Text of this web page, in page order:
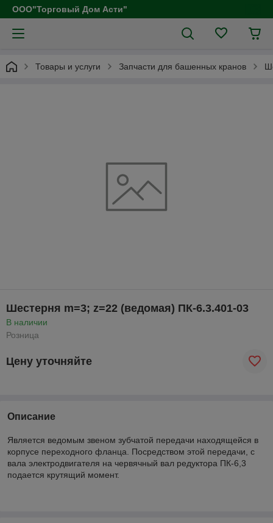
ООО"Торговый Дом Асти"
Товары и услуги Запчасти для башенных кранов
Шестерня m=3; z=22 (ведомая) ПК-6.3.401-03
В наличии
Розница
Цену уточняйте
Описание
Является ведомым звеном зубчатой передачи находящейся в
корпусе переходного фланца. Посредством этой передачи, с
вала электродвигателя на червячный вал редуктора ПК-6,3
подается крутящий момент.